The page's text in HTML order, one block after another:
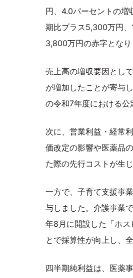
円、4.0パーセントの
期比プラス5,300万円
3,800万円の赤字となり
売上高の増収要因とし
が増加したことが寄与
の令和7年度における公
次に、営業利益・経常
価改定の影響や医薬品
た際の先行コストが生
一方で、子育て支援事
与しました。介護事業
年8月に開設した「ホ
とで採算性が向上し、
四半期純利益は、医薬